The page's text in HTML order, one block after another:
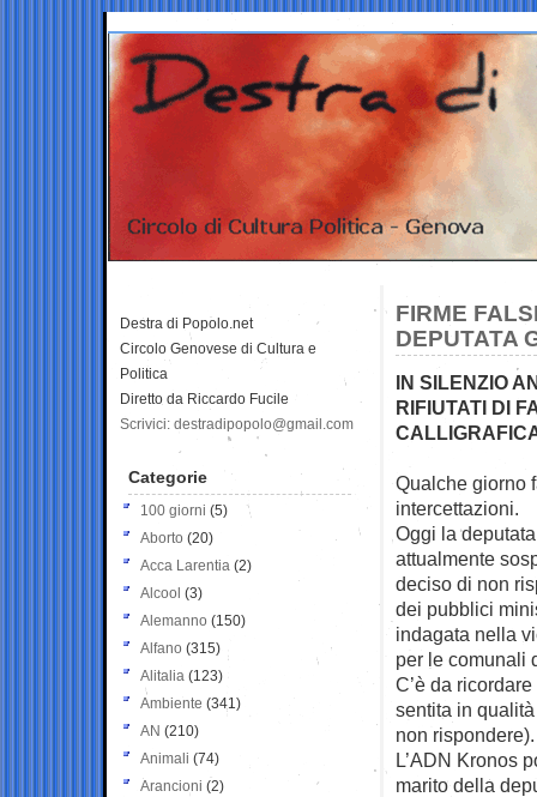
FIRME
DEPUTATA
IN SILENZIO
RIFIUTATI DI
Qualche giorno
intercettazioni.
Oggi la
attualmente
deciso di non
dei pubblici
indagata nella
per le comunali
C’è da
sentita in
non rispondere).
L’ADN Kronos
marito della
Destra di Popolo.net
Circolo Genovese di Cultura e
Politica
Diretto da Riccardo Fucile
Scrivici: destradipopolo@gmail.com
Categorie
100 giorni (5)
Aborto (20)
Acca Larentia (2)
Alcool (3)
Alemanno (150)
Alfano (315)
Alitalia (123)
Ambiente (341)
AN (210)
Animali (74)
Arancioni (2)